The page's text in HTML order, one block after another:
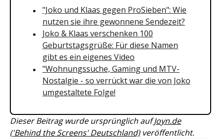
"Joko und Klaas gegen ProSieben": Wie
nutzen sie ihre gewonnene Sendezeit?
Joko & Klaas verschenken 100
Geburtstagsgrüße: Für diese Namen
gibt es ein eigenes Video
"Wohnungssuche, Gaming und MTV-
Nostalgie - so verrückt war die von Joko
umgestaltete Folge!
Dieser Beitrag wurde ursprünglich aufJoyn.de
('Behind the Screens' Deutschland)veröffentlicht.